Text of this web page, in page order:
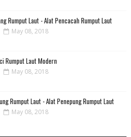
Rumput Laut - Alat Pencacah Rumput Laut
May 08, 2018
Rumput Laut Modern
May 08, 2018
Rumput Laut - Alat Penepung Rumput Laut
May 08, 2018